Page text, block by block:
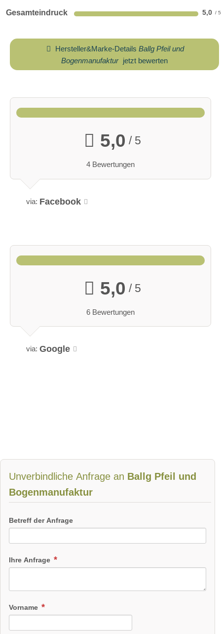
Gesamteindruck 5,0
Hersteller&Marke-Details Ballg Pfeil und
Bogenmanufaktur jetzt bewerten
5,0 / 5
4 Bewertungen
via: Facebook
5,0 / 5
6 Bewertungen
via: Google
Unverbindliche Anfrage an Ballg Pfeil und
Bogenmanufaktur
Betreff der Anfrage
Ihre Anfrage
Vorname